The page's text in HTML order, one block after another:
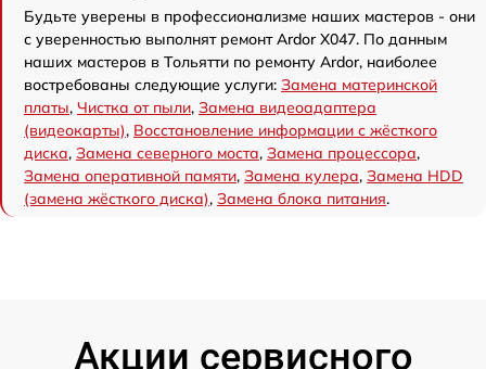
Будьте уверены в профессионализме наших мастеров - они
с уверенностью выполнят ремонт Ardor X047. По данным
наших мастеров в Тольятти по ремонту Ardor, наиболее
востребованы следующие услуги: Замена материнской
платы, Чистка от пыли, Замена видеоадаптера
(видеокарты), Восстановление информации с жёсткого
диска, Замена северного моста, Замена процессора,
Замена оперативной памяти, Замена кулера, Замена HDD
(замена жёсткого диска), Замена блока питания.
Акции сервисного